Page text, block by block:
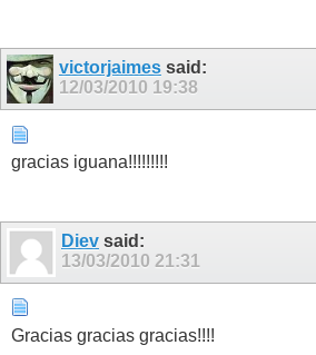
victorjaimessaid:
12/03/2010 19:38
gracias iguana!!!!!!!!!
Diev said:
13/03/2010 21:31
Gracias gracias gracias!!!!